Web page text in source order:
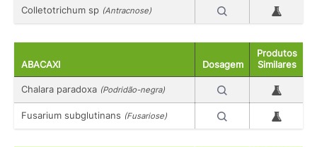
Colletotrichum sp (Antracnose)
ABACAXI Dosagem
Produtos
Similares
Chalara paradoxa (Podridão-negra)
Fusarium subglutinans (Fusariose)